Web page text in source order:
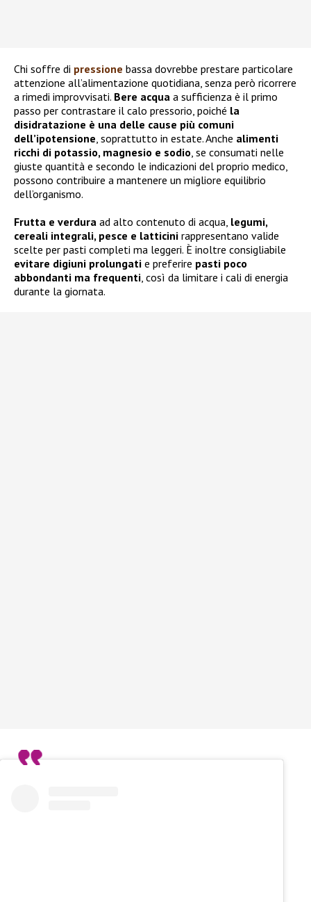
Chi soffre di pressione bassa dovrebbe prestare particolare
attenzione all’alimentazione quotidiana, senza però ricorrere
a rimedi improvvisati. Bere acqua a sufficienza è il primo
passo per contrastare il calo pressorio, poiché la
disidratazione è una delle cause più comuni
dell’ipotensione, soprattutto in estate. Anche alimenti
ricchi di potassio, magnesio e sodio, se consumati nelle
giuste quantità e secondo le indicazioni del proprio medico,
possono contribuire a mantenere un migliore equilibrio
dell’organismo.
Frutta e verdura ad alto contenuto di acqua, legumi,
cereali integrali, pesce e latticini rappresentano valide
scelte per pasti completi ma leggeri. È inoltre consigliabile
evitare digiuni prolungati e preferire pasti poco
abbondanti ma frequenti, così da limitare i cali di energia
durante la giornata.